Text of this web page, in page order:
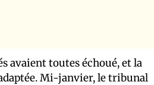
avaient toutes échoué, et la
Mi-janvier, le tribunal